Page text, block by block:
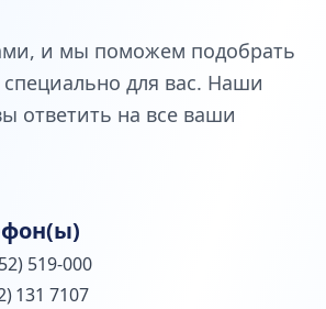
и мы поможем подобрать
для вас. Наши
ответить на все ваши
519-000
131 7107